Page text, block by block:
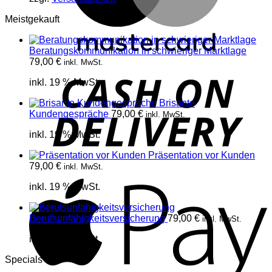
Meistgekauft
Beratungskommunikation in schwieriger Marktlage
79,00 € inkl. MwSt.
inkl. 19 % MwSt.
Brisante
Kundengespräche 79,00 € inkl. MwSt.
inkl. 19 % MwSt.
Präsentation vor Kunden
79,00 € inkl. MwSt.
inkl. 19 % MwSt.
Berufsunfähigkeitsversicherung 79,00 € inkl. MwSt.
inkl. 19 % MwSt.
Specials